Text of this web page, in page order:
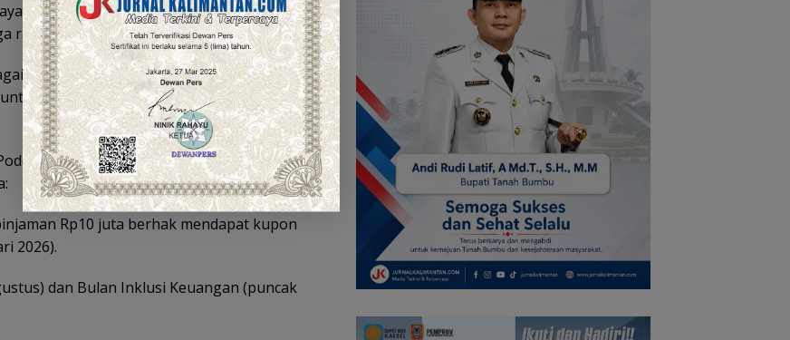
di SMPN 2 Banjarmasin. Jadi bekerja
rasa kekeluargaan,” ujarnya.
wakil wali kota yang nyaris tanpa henti.
beristirahat sejenak agar tetap bugar
Obligasi edisi kali ini juga memaparkan
Rp10 juta berhak mendapat kupon
2026).
dan Bulan Inklusi Keuangan (puncak